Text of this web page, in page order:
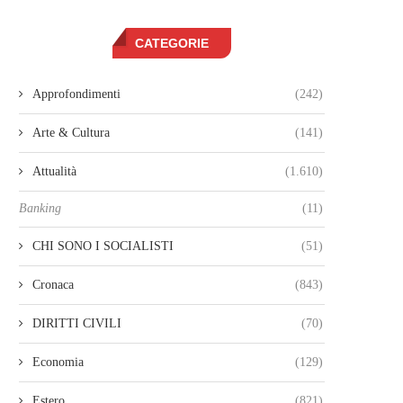
CATEGORIE
Approfondimenti (242)
Arte & Cultura (141)
Attualità (1.610)
Banking (11)
CHI SONO I SOCIALISTI (51)
Cronaca (843)
DIRITTI CIVILI (70)
Economia (129)